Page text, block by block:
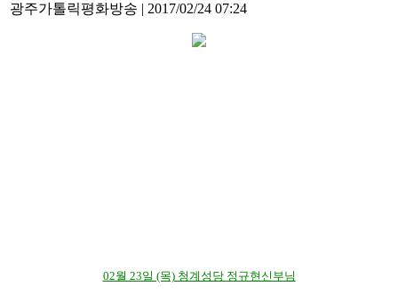
광주가톨릭평화방송 | 2017/02/24 07:24
02월 23일 (목) 청계성당 정규현신부님